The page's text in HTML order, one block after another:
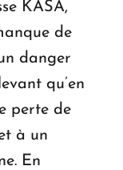
KASA,
de
danger
qu’en
perte de
à un
En